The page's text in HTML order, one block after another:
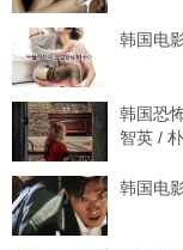
韩国电
韩国恐
智英 /
韩国电